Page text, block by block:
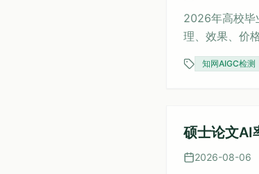
2026年高校毕
理、效果、价
字免费试用和
知网AIGC检测
硕士论文AI
2026-08-06